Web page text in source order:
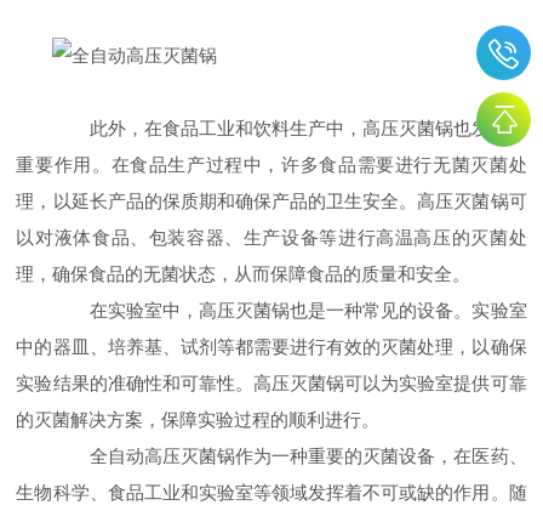
此外，在食品工业和饮料生产中，高压灭菌锅也发挥着
重要作用。在食品生产过程中，许多食品需要进行无菌灭菌处
理，以延长产品的保质期和确保产品的卫生安全。高压灭菌锅可
以对液体食品、包装容器、生产设备等进行高温高压的灭菌处
理，确保食品的无菌状态，从而保障食品的质量和安全。
在实验室中，高压灭菌锅也是一种常见的设备。实验室
中的器皿、培养基、试剂等都需要进行有效的灭菌处理，以确保
实验结果的准确性和可靠性。高压灭菌锅可以为实验室提供可靠
的灭菌解决方案，保障实验过程的顺利进行。
全自动高压灭菌锅作为一种重要的灭菌设备，在医药、
生物科学、食品工业和实验室等领域发挥着不可或缺的作用。随